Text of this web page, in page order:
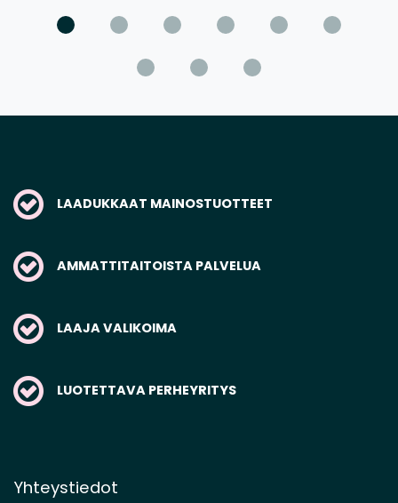
LAADUKKAAT MAINOSTUOTTEET
AMMATTITAITOISTA PALVELUA
LAAJA VALIKOIMA
LUOTETTAVA PERHEYRITYS
Yhteystiedot